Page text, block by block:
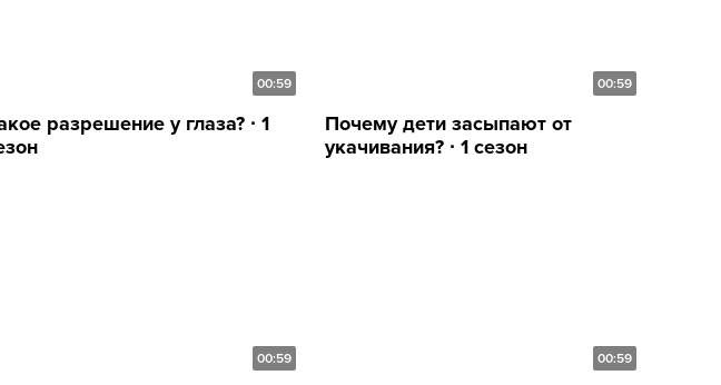
00:59
разрешение у глаза? ∙ 1
00:59
Почему дети засыпают от
укачивания? ∙ 1 сезон
00:59 00:59